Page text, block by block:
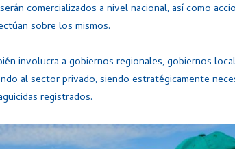
comercializados a nivel nacional, así como
sobre los mismos.
involucra a gobiernos regionales, gobiernos
al sector privado, siendo estratégicamente
registrados.